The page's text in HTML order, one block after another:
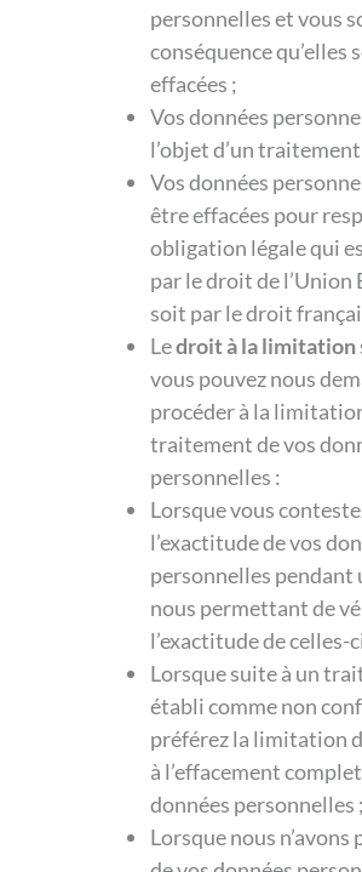
personnelles et vous
conséquence qu’elles
effacées ;
Vos données
l’objet d’un
Vos données
être effacées pour
obligation légale qui
par le droit de l’Union
soit par le droit
Ledroit à la limitation
vous pouvez nous
procéder à la
traitement de vos
personnelles :
Lorsque vous
l’exactitude de vos
personnelles pendant
nous permettant de
l’exactitude de celles-
Lorsque suite à un
établi comme non
préférez la limitation
à l’effacement
données personnelles ;
Lorsque nous n’avons